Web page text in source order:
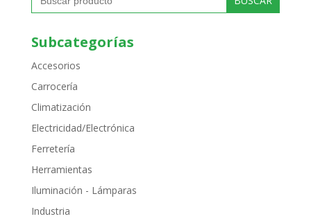
Subcategorías
Accesorios
Carrocería
Climatización
Electricidad/Electrónica
Ferretería
Herramientas
Iluminación - Lámparas
Industria